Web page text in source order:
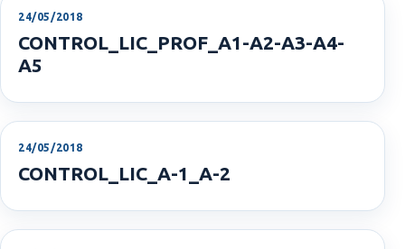
24/05/2018
CONTROL_LIC_PROF_A1-A2-A3-A4-
A5
24/05/2018
CONTROL_LIC_A-1_A-2